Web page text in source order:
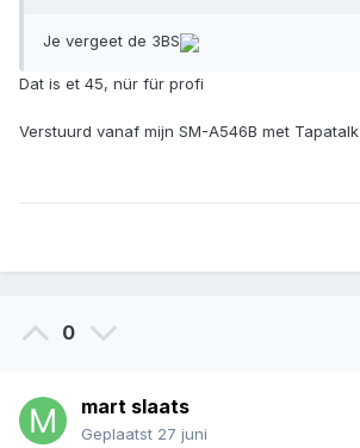
Je vergeet de 3BS
Dat is et 45, nür für profi
Verstuurd vanaf mijn SM-A546B met Tapatalk
0
mart slaats
Geplaatst 27 juni